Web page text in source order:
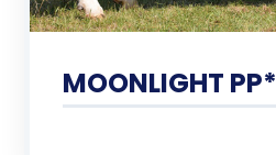
MOONLIGHT PP*